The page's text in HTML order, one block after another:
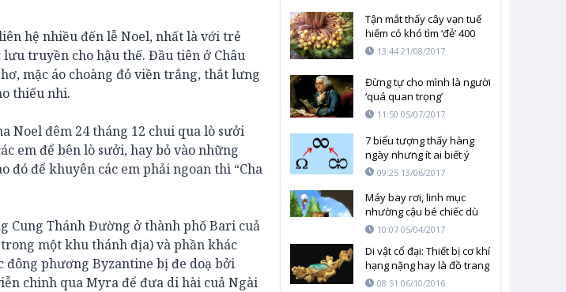
hệ nhiều đến lễ Noel, nhất là với trẻ
truyền cho hậu thế. Đầu tiên ở Châu
mặc áo choàng đỏ viền trắng, thắt lưng
thiếu nhi.
Noel đêm 24 tháng 12 chui qua lò sưởi
em để bên lò sưởi, hay bỏ vào những
đó để khuyên các em phải ngoan thì “Cha
Cung Thánh Đường ở thành phố Bari cuả
một khu thánh địa) và phần khác
đông phương Byzantine bị đe doạ bởi
chinh qua Myra để đưa di hài cuả Ngài
Tận mắt thấy cây vạn tuế
hiếm có khó tìm ‘đẻ’ 400
‘trứng vàng’ khiến nhiều
13:44 21/08/2017
Đừng tự cho mình là người
‘quá quan trọng’
11:50 05/07/2017
7 biểu tượng thấy hàng
ngày nhưng ít ai biết ý
nghĩa09:25 13/06/2017
Máy bay rơi, linh mục
nhường cậu bé chiếc dù
duy nhất, nhưng cả 2 bất
10:07 05/04/2017
Di vật cổ đại: Thiết bị cơ khí
hạng nặng hay là đồ trang
sức vàng thuần túy?
08:51 06/10/2016